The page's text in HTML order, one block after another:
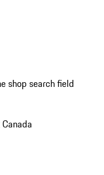
shop search field